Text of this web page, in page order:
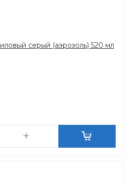
серый (аэрозоль) 520 мл